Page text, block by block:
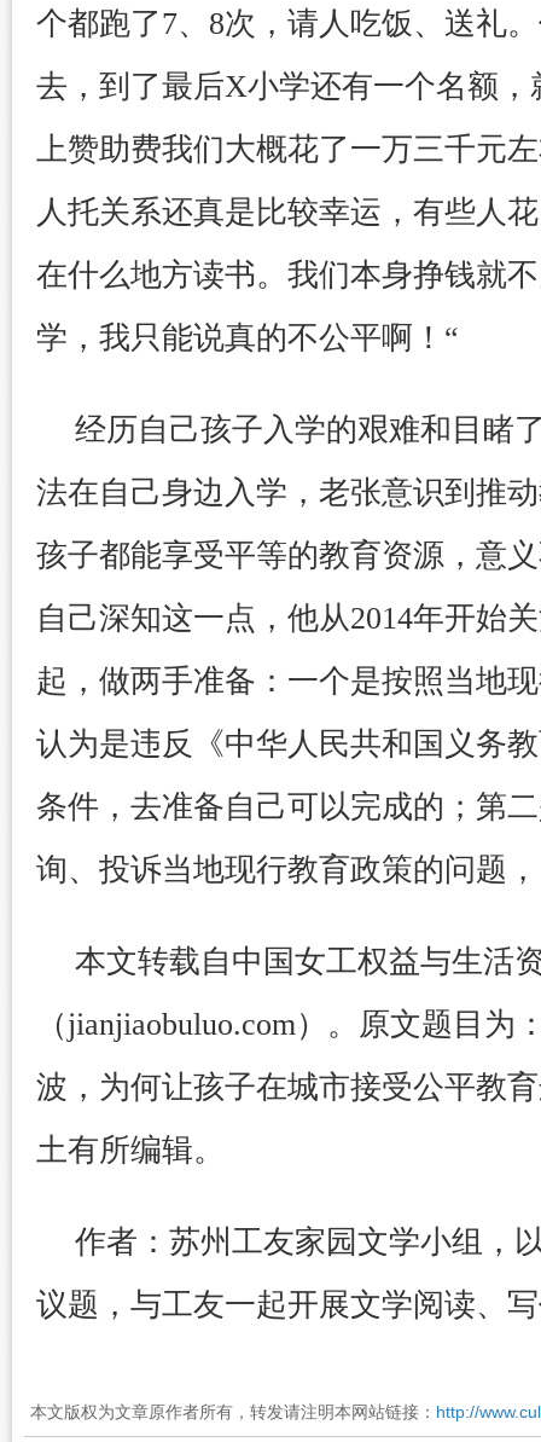
个都跑了7、8次，请人吃饭、送礼
去，到了最后X小学还有一个名额
上赞助费我们大概花了一万三千元
人托关系还真是比较幸运，有些人
在什么地方读书。我们本身挣钱就
学，我只能说真的不公平啊！“
经历自己孩子入学的艰难和目睹
法在自己身边入学，老张意识到推
孩子都能享受平等的教育资源，意
自己深知这一点，他从2014年开始
起，做两手准备：一个是按照当地
认为是违反《中华人民共和国义务
条件，去准备自己可以完成的；第
询、投诉当地现行教育政策的问题
本文转载自中国女工权益与生
（jianjiaobuluo.com）。原文题目
波，为何让孩子在城市接受公平教
土有所编辑。
作者：苏州工友家园文学小组，
议题，与工友一起开展文学阅读、
本文版权为文章原作者所有，转发请注明本网站链接： http://